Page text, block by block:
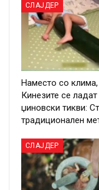
СЛАЈДЕР
Наместо со клима,
Кинезите се
џиновски тикви:
традиционален
СЛАЈДЕР